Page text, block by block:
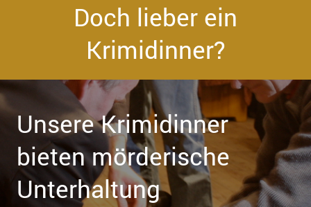
Doch lieber ein
Krimidinner?
Unsere Krimidinner
bieten mörderische
Unterhaltung